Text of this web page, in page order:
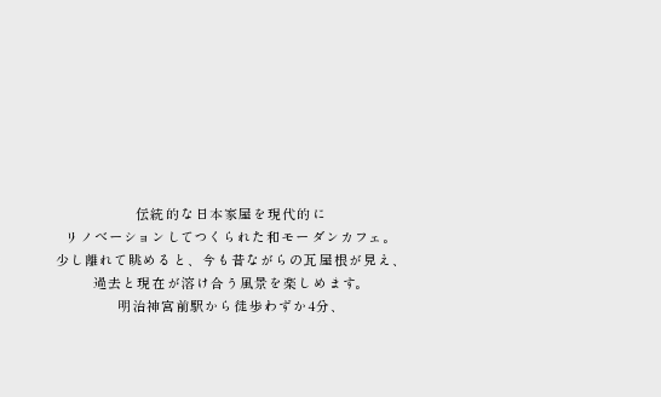
伝統的な日本家屋を現代的に
リノベーションしてつくられた和モーダンカフェ。
少し離れて眺めると、今も昔ながらの瓦屋根が見え、
過去と現在が溶け合う風景を楽しめます。
明治神宮前駅から徒歩わずか4分、